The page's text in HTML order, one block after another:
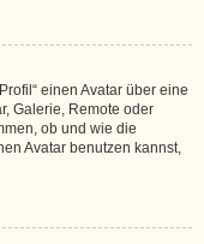
einen Avatar über eine
Galerie, Remote oder
ob und wie die
Avatar benutzen kannst,